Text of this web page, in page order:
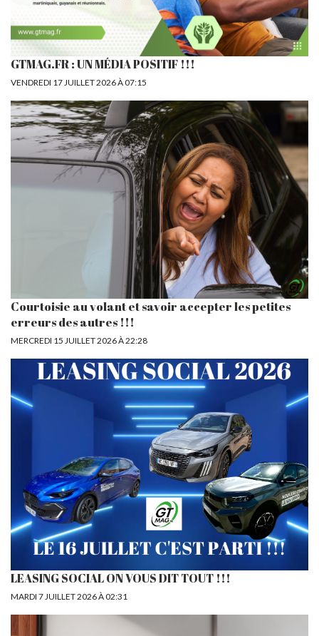
GTMAG.FR : UN MÉDIA POSITIF !!!
VENDREDI 17 JUILLET 2026 À 07:15
Courtoisie au volant et savoir accepter les petites
erreurs des autres !!!
MERCREDI 15 JUILLET 2026 À 22:28
LEASING SOCIAL ON VOUS DIT TOUT !!!
MARDI 7 JUILLET 2026 À 02:31